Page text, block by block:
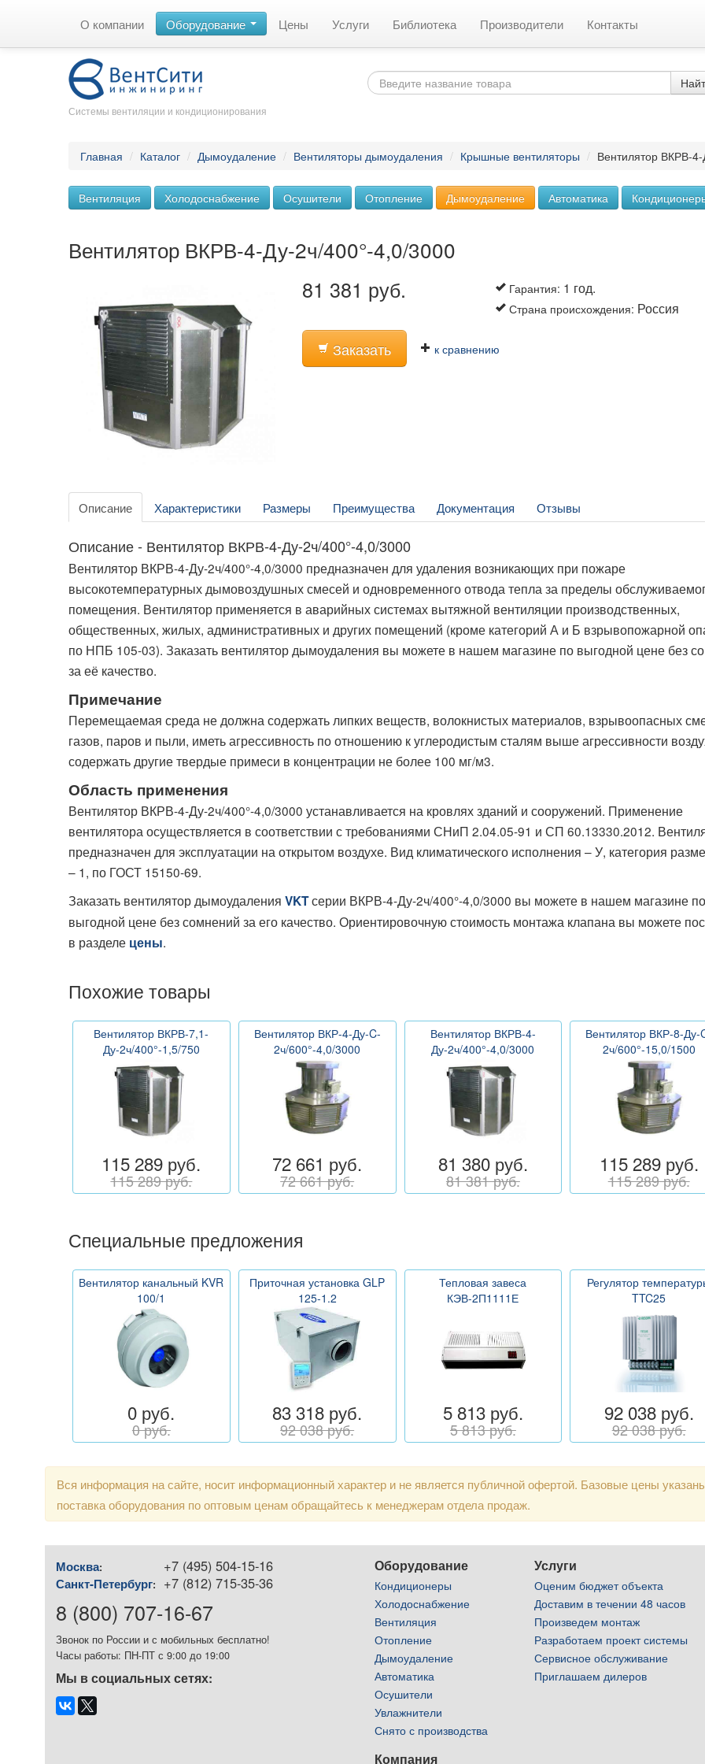
О компании Оборудование Цены Услуги Библиотека Производители Контакты
Системы вентиляции и кондиционирования
Главная / Каталог / Дымоудаление / Вентиляторы дымоудаления / Крышные вентиляторы / Вентилятор ВКРВ-
Вентиляция Холодоснабжение Осушители Отопление Дымоудаление Автоматика
Вентилятор ВКРВ-4-Ду-2ч/400°-4,0/3000
81 381 руб. Гарантия: 1 год.
Страна происхождения: Россия
Заказать к сравнению
Описание Характеристики Размеры Преимущества Документация Отзывы
Описание - Вентилятор ВКРВ-4-Ду-2ч/400°-4,0/3000
Вентилятор ВКРВ-4-Ду-2ч/400°-4,0/3000 предназначен для удаления возникающих при пожаре
высокотемпературных дымовоздушных смесей и одновременного отвода тепла за пределы
помещения. Вентилятор применяется в аварийных системах вытяжной вентиляции производственных,
общественных, жилых, административных и других помещений (кроме категорий А и Б взрывопожарной
по НПБ 105-03). Заказать вентилятор дымоудаления вы можете в нашем магазине по выгодной цене без
за её качество.
Примечание
Перемещаемая среда не должна содержать липких веществ, волокнистых материалов, взрывоопасных
газов, паров и пыли, иметь агрессивность по отношению к углеродистым сталям выше агрессивности
содержать другие твердые примеси в концентрации не более 100 мг/м3.
Область применения
Вентилятор ВКРВ-4-Ду-2ч/400°-4,0/3000 устанавливается на кровлях зданий и сооружений. Применение
вентилятора осуществляется в соответствии с требованиями СНиП 2.04.05-91 и СП 60.13330.2012.
предназначен для эксплуатации на открытом воздухе. Вид климатического исполнения – У, категория
– 1, по ГОСТ 15150-69.
Заказать вентилятор дымоудаления VKTсерии ВКРВ-4-Ду-2ч/400°-4,0/3000 вы можете в нашем магазине по
выгодной цене без сомнений за его качество. Ориентировочную стоимость монтажа клапана вы можете
в разделе цены.
Похожие товары
Вентилятор ВКРВ-7,1-
Ду-2ч/400°-1,5/750
115 289 руб.
115 289 руб.
Вентилятор ВКР-4-Ду-C-
2ч/600°-4,0/3000
72 661 руб.
72 661 руб.
Вентилятор ВКРВ-4-
Ду-2ч/400°-4,0/3000
81 380 руб.
81 381 руб.
Вентилятор ВКР-8-Ду-
2ч/600°-15,0/1500
115 289 руб.
115 289 руб.
Специальные предложения
Вентилятор канальный KVR
100/1
0 руб.
0 руб.
Приточная установка GLP
125-1.2
83 318 руб.
92 038 руб.
Тепловая завеса
КЭВ-2П1111Е
5 813 руб.
5 813 руб.
Регулятор
TTC25
92 038 руб.
92 038 руб.
Вся информация на сайте, носит информационный характер и не является публичной офертой. Базовые цены
поставка оборудования по оптовым ценам обращайтесь к менеджерам отдела продаж.
Москва: +7 (495) 504-15-16
Санкт-Петербург: +7 (812) 715-35-36
8 (800) 707-16-67
Звонок по России и с мобильных бесплатно!
Часы работы: ПН-ПТ с 9:00 до 19:00
Мы в социальных сетях:
Оборудование
Кондиционеры
Холодоснабжение
Вентиляция
Отопление
Дымоудаление
Автоматика
Осушители
Увлажнители
Снято с производства
Компания
Услуги
Оценим бюджет объекта
Доставим в течении 48 часов
Произведем монтаж
Разработаем проект системы
Сервисное обслуживание
Приглашаем дилеров